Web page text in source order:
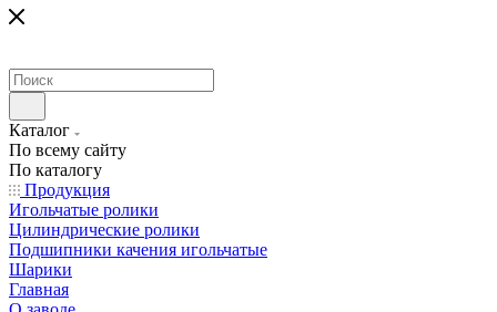
Каталог
По всему сайту
По каталогу
Продукция
Игольчатые ролики
Цилиндрические ролики
Подшипники качения игольчатые
Шарики
Главная